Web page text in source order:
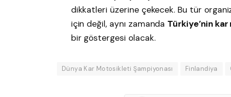
dikkatleri üzerine çekecek. Bu tür
için değil, aynı zamanda Türkiye’nin
bir göstergesi olacak.
Dünya Kar Motosikleti Şampiyonası Finlandiya